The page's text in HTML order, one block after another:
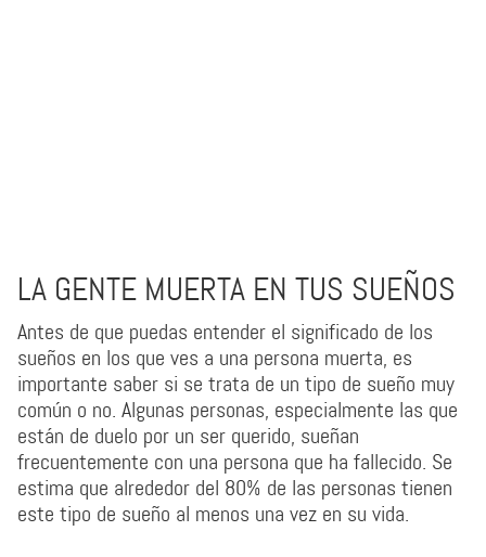
LA GENTE MUERTA EN TUS SUEÑOS
Antes de que puedas entender el significado de los
sueños en los que ves a una persona muerta, es
importante saber si se trata de un tipo de sueño muy
común o no. Algunas personas, especialmente las que
están de duelo por un ser querido, sueñan
frecuentemente con una persona que ha fallecido. Se
estima que alrededor del 80% de las personas tienen
este tipo de sueño al menos una vez en su vida.